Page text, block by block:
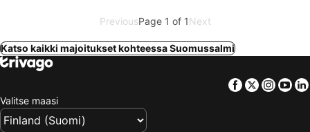
PreviousPage 1 of 1Next
Katso kaikki majoitukset kohteessa Suomussalmi
Facebook
Twitter
Valitse maasi